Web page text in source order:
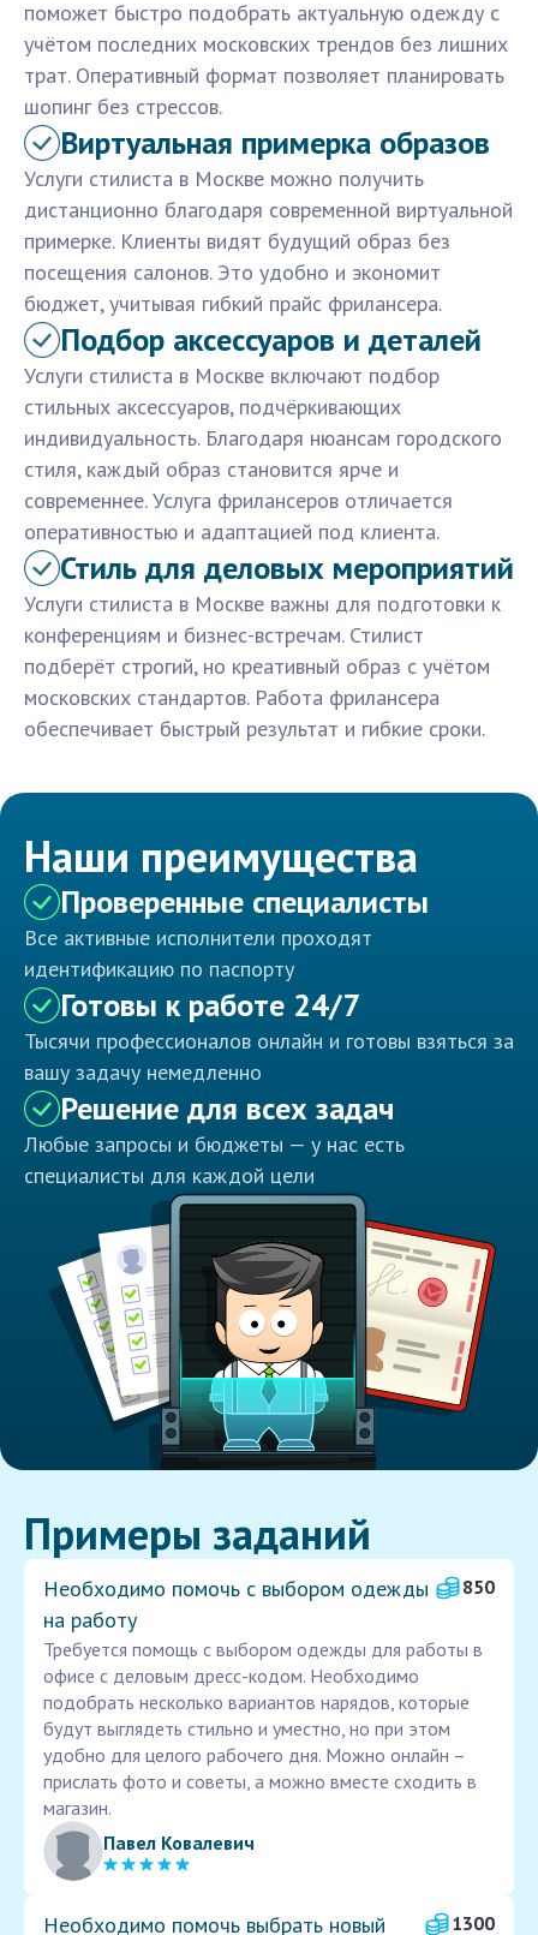
поможет быстро подобрать актуальную одежду с
учётом последних московских трендов без лишних
трат. Оперативный формат позволяет планировать
шопинг без стрессов.
Виртуальная примерка образов
Услуги стилиста в Москве можно получить
дистанционно благодаря современной виртуальной
примерке. Клиенты видят будущий образ без
посещения салонов. Это удобно и экономит
бюджет, учитывая гибкий прайс фрилансера.
Подбор аксессуаров и деталей
Услуги стилиста в Москве включают подбор
стильных аксессуаров, подчёркивающих
индивидуальность. Благодаря нюансам городского
стиля, каждый образ становится ярче и
современнее. Услуга фрилансеров отличается
оперативностью и адаптацией под клиента.
Стиль для деловых мероприятий
Услуги стилиста в Москве важны для подготовки к
конференциям и бизнес-встречам. Стилист
подберёт строгий, но креативный образ с учётом
московских стандартов. Работа фрилансера
обеспечивает быстрый результат и гибкие сроки.
Наши преимущества
Проверенные специалисты
Все активные исполнители проходят
идентификацию по паспорту
Готовы к работе 24/7
Тысячи профессионалов онлайн и готовы взяться за
вашу задачу немедленно
Решение для всех задач
Любые запросы и бюджеты — у нас есть
специалисты для каждой цели
Примеры заданий
Необходимо помочь с выбором одежды
на работу
850
Требуется помощь с выбором одежды для работы в
офисе с деловым дресс-кодом. Необходимо
подобрать несколько вариантов нарядов, которые
будут выглядеть стильно и уместно, но при этом
удобно для целого рабочего дня. Можно онлайн –
прислать фото и советы, а можно вместе сходить в
магазин.
Павел Ковалевич
Необходимо помочь выбрать новый 1300